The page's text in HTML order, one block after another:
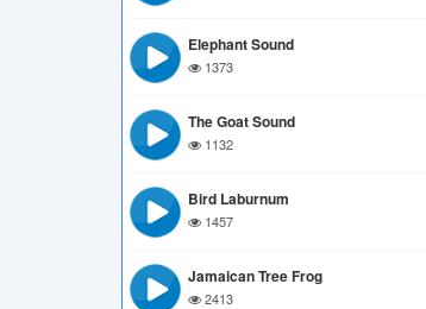
Elephant Sound
1373
The Goat Sound
1132
Bird Laburnum
1457
Jamaican Tree Frog
2413